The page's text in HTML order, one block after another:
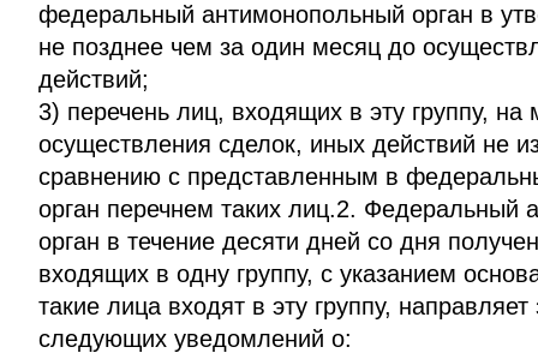
федеральный антимонопольный орган в
не позднее чем за один месяц до
действий;
3) перечень лиц, входящих в эту группу, на
осуществления сделок, иных действий не
сравнению с представленным в
орган перечнем таких лиц.2. Федеральный
орган в течение десяти дней со дня
входящих в одну группу, с указанием
такие лица входят в эту группу,
следующих уведомлений о: